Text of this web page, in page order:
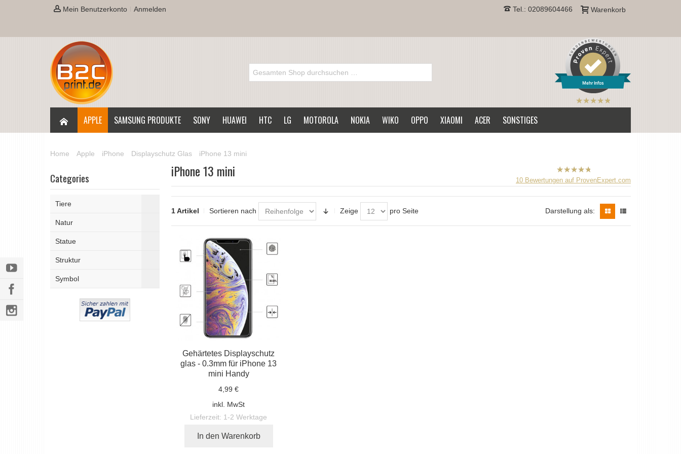
Mein Benutzerkonto Anmelden Warenkorb
Tel.: 02089604466
Mehr Infos
B2CPrint
Sternen |
APPLE SAMSUNG PRODUKTE SONY HUAWEI HTC LG MOTOROLA NOKIA WIKO OPPO XIAOMI ACER SONSTIGES
Home Apple iPhone Displayschutz Glas iPhone 13 mini
B2CPrint
hat5von
5
10 Bewertungen auf ProvenExpert.com
iPhone 13 mini
1 Artikel Sortieren nach Zeige pro Seite Darstellung als:
Gehärtetes Displayschutz
glas - 0.3mm für iPhone 13
mini Handy
4,99 €
inkl. MwSt
Lieferzeit: 1-2 Werktage
In den Warenkorb
Categories
Tiere
Natur
Statue
Struktur
Symbol